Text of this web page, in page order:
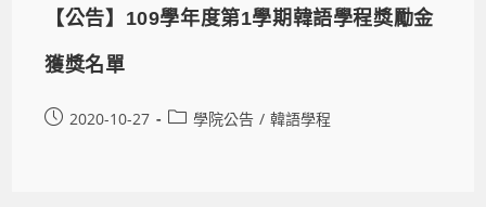
【公告】109學年度第1學期韓語學程獎勵金
獲獎名單
2020-10-27 學院公告 / 韓語學程